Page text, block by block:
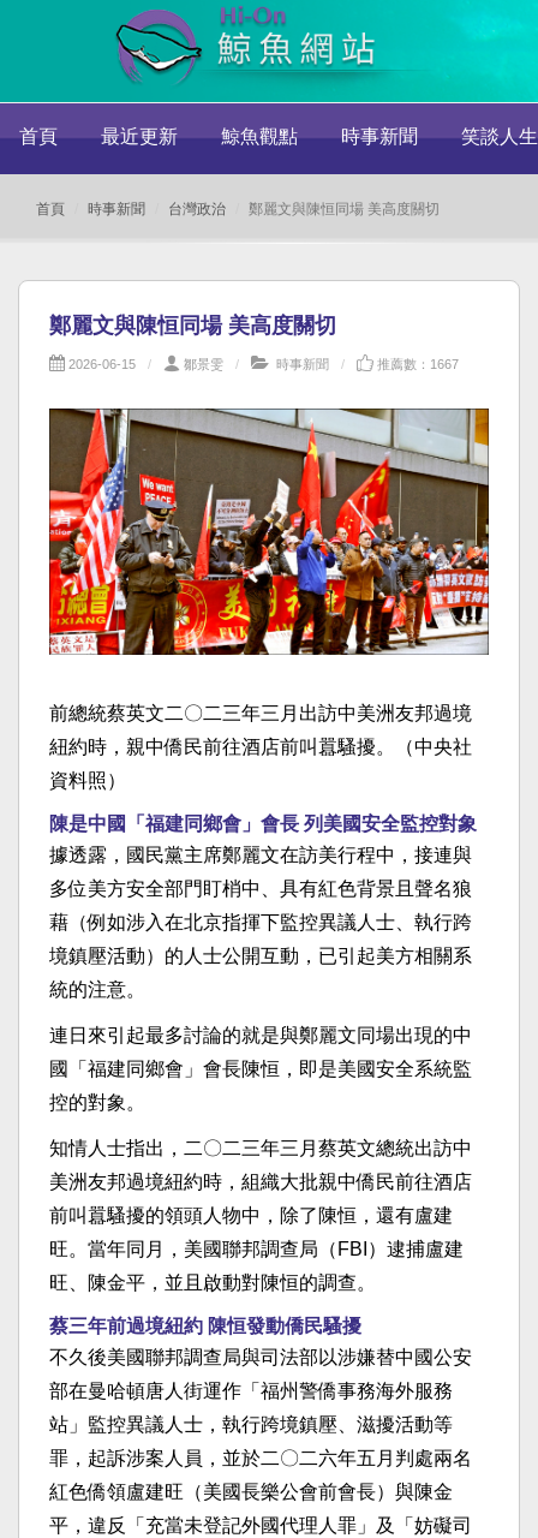
首頁 最近更新 鯨魚觀點 時事新聞 笑談人生
首頁 時事新聞 台灣政治 鄭麗文與陳恒同場 美高度關切
鄭麗文與陳恒同場 美高度關切
2026-06-15 鄒景雯 時事新聞 推薦數：1667
前總統蔡英文二〇二三年三月出訪中美洲友邦過境
紐約時，親中僑民前往酒店前叫囂騷擾。（中央社
資料照）
陳是中國「福建同鄉會」會長 列美國安全監控對象
據透露，國民黨主席鄭麗文在訪美行程中，接連與
多位美方安全部門盯梢中、具有紅色背景且聲名狼
藉（例如涉入在北京指揮下監控異議人士、執行跨
境鎮壓活動）的人士公開互動，已引起美方相關系
統的注意。
連日來引起最多討論的就是與鄭麗文同場出現的中
國「福建同鄉會」會長陳恒，即是美國安全系統監
控的對象。
知情人士指出，二〇二三年三月蔡英文總統出訪中
美洲友邦過境紐約時，組織大批親中僑民前往酒店
前叫囂騷擾的領頭人物中，除了陳恒，還有盧建
旺。當年同月，美國聯邦調查局（FBI）逮捕盧建
旺、陳金平，並且啟動對陳恒的調查。
蔡三年前過境紐約 陳恒發動僑民騷擾
不久後美國聯邦調查局與司法部以涉嫌替中國公安
部在曼哈頓唐人街運作「福州警僑事務海外服務
站」監控異議人士，執行跨境鎮壓、滋擾活動等
罪，起訴涉案人員，並於二〇二六年五月判處兩名
紅色僑領盧建旺（美國長樂公會前會長）與陳金
平，違反「充當未登記外國代理人罪」及「妨礙司